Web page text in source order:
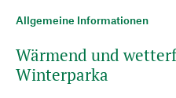
Allgemeine Informationen
Wärmend und
Winterparka